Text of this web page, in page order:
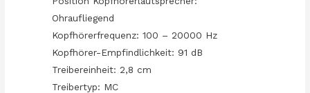
Ohraufliegend
Kopfhörerfrequenz: 100 – 20000 Hz
Kopfhörer-Empfindlichkeit: 91 dB
Treibereinheit: 2,8 cm
Treibertyp: MC